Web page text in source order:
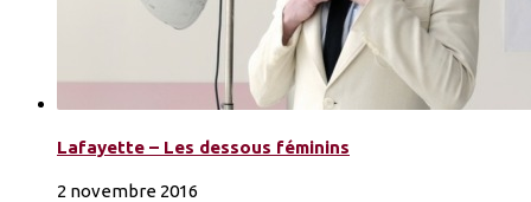
Lafayette – Les dessous féminins
2 novembre 2016